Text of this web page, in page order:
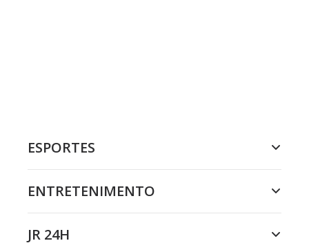
ESPORTES
ENTRETENIMENTO
JR 24H